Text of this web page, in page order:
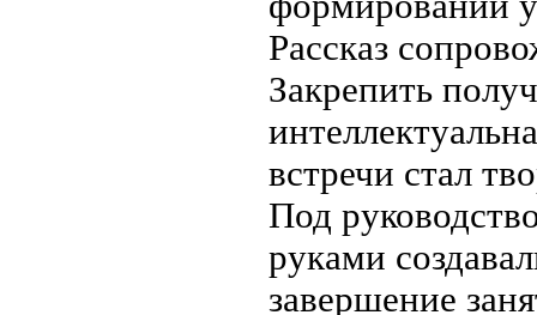
Рассказ
Закрепить
встречи стал
Под
руками
завершение